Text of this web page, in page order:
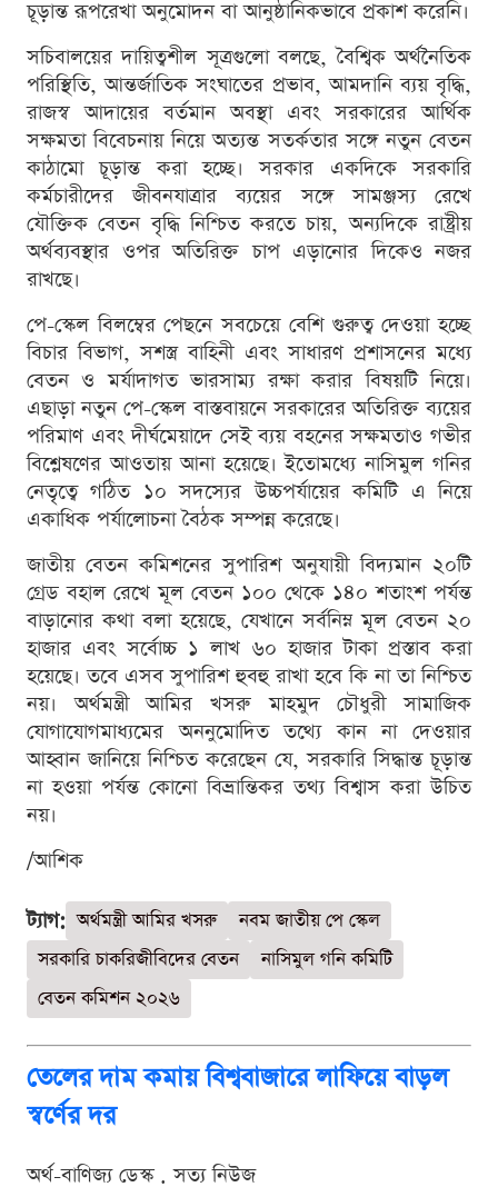
চূড়ান্ত রূপরেখা অনুমোদন বা আনুষ্ঠানিকভাবে প্রকাশ করেনি।
সচিবালয়ের দায়িত্বশীল সূত্রগুলো বলছে, বৈশ্বিক অর্থনৈতিক
পরিস্থিতি, আন্তর্জাতিক সংঘাতের প্রভাব, আমদানি ব্যয় বৃদ্ধি,
রাজস্ব আদায়ের বর্তমান অবস্থা এবং সরকারের আর্থিক
সক্ষমতা বিবেচনায় নিয়ে অত্যন্ত সতর্কতার সঙ্গে নতুন বেতন
কাঠামো চূড়ান্ত করা হচ্ছে। সরকার একদিকে সরকারি
কর্মচারীদের জীবনযাত্রার ব্যয়ের সঙ্গে সামঞ্জস্য রেখে
যৌক্তিক বেতন বৃদ্ধি নিশ্চিত করতে চায়, অন্যদিকে রাষ্ট্রীয়
অর্থব্যবস্থার ওপর অতিরিক্ত চাপ এড়ানোর দিকেও নজর
রাখছে।
পে-স্কেল বিলম্বের পেছনে সবচেয়ে বেশি গুরুত্ব দেওয়া হচ্ছে
বিচার বিভাগ, সশস্ত্র বাহিনী এবং সাধারণ প্রশাসনের মধ্যে
বেতন ও মর্যাদাগত ভারসাম্য রক্ষা করার বিষয়টি নিয়ে।
এছাড়া নতুন পে-স্কেল বাস্তবায়নে সরকারের অতিরিক্ত ব্যয়ের
পরিমাণ এবং দীর্ঘমেয়াদে সেই ব্যয় বহনের সক্ষমতাও গভীর
বিশ্লেষণের আওতায় আনা হয়েছে। ইতোমধ্যে নাসিমুল গনির
নেতৃত্বে গঠিত ১০ সদস্যের উচ্চপর্যায়ের কমিটি এ নিয়ে
একাধিক পর্যালোচনা বৈঠক সম্পন্ন করেছে।
জাতীয় বেতন কমিশনের সুপারিশ অনুযায়ী বিদ্যমান ২০টি
গ্রেড বহাল রেখে মূল বেতন ১০০ থেকে ১৪০ শতাংশ পর্যন্ত
বাড়ানোর কথা বলা হয়েছে, যেখানে সর্বনিম্ন মূল বেতন ২০
হাজার এবং সর্বোচ্চ ১ লাখ ৬০ হাজার টাকা প্রস্তাব করা
হয়েছে। তবে এসব সুপারিশ হুবহু রাখা হবে কি না তা নিশ্চিত
নয়। অর্থমন্ত্রী আমির খসরু মাহমুদ চৌধুরী সামাজিক
যোগাযোগমাধ্যমের অননুমোদিত তথ্যে কান না দেওয়ার
আহ্বান জানিয়ে নিশ্চিত করেছেন যে, সরকারি সিদ্ধান্ত চূড়ান্ত
না হওয়া পর্যন্ত কোনো বিভ্রান্তিকর তথ্য বিশ্বাস করা উচিত
নয়।
/আশিক
ট্যাগ: অর্থমন্ত্রী আমির খসরু
নবম জাতীয় পে স্কেল
সরকারি চাকরিজীবিদের বেতন
নাসিমুল গনি কমিটি
বেতন কমিশন ২০২৬
তেলের দাম কমায় বিশ্ববাজারে লাফিয়ে বাড়ল
স্বর্ণের দর
অর্থ-বাণিজ্য ডেস্ক . সত্য নিউজ